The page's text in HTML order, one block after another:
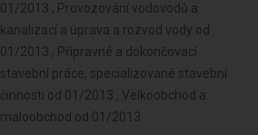
01/2013 , Provozování vodovodů a
kanalizací a úprava a rozvod vody od
01/2013 , Přípravné a dokončovací
stavební práce, specializované stavební
činnosti od 01/2013 , Velkoobchod a
maloobchod od 01/2013